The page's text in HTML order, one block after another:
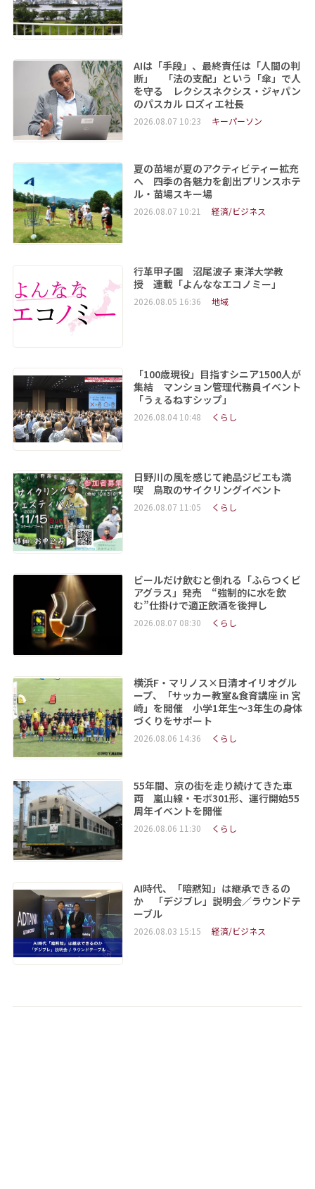
AIは「手段」、最終責任は「人間の判
断」 「法の支配」という「傘」で人
を守る レクシスネクシス・ジャパン
のパスカル ロズィエ社長
2026.08.07 10:23 キーパーソン
夏の苗場が夏のアクティビティー拡充
へ 四季の各魅力を創出プリンスホテ
ル・苗場スキー場
2026.08.07 10:21 経済/ビジネス
行革甲子園 沼尾波子 東洋大学教
授 連載「よんななエコノミー」
2026.08.05 16:36 地域
「100歳現役」目指すシニア1500人が
集結 マンション管理代務員イベント
「うぇるねすシップ」
2026.08.04 10:48 くらし
日野川の風を感じて絶品ジビエも満
喫 鳥取のサイクリングイベント
2026.08.07 11:05 くらし
ビールだけ飲むと倒れる「ふらつくビ
アグラス」発売 “強制的に水を飲
む”仕掛けで適正飲酒を後押し
2026.08.07 08:30 くらし
横浜F・マリノス×日清オイリオグル
ープ、「サッカー教室&食育講座 in 宮
崎」を開催 小学1年生～3年生の身体
づくりをサポート
2026.08.06 14:36 くらし
55年間、京の街を走り続けてきた車
両 嵐山線・モボ301形、運行開始55
周年イベントを開催
2026.08.06 11:30 くらし
AI時代、「暗黙知」は継承できるの
か 「デジブレ」説明会／ラウンドテ
ーブル
2026.08.03 15:15 経済/ビジネス